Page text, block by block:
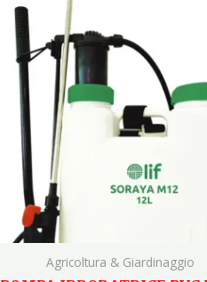
Agricoltura & Giardinaggio